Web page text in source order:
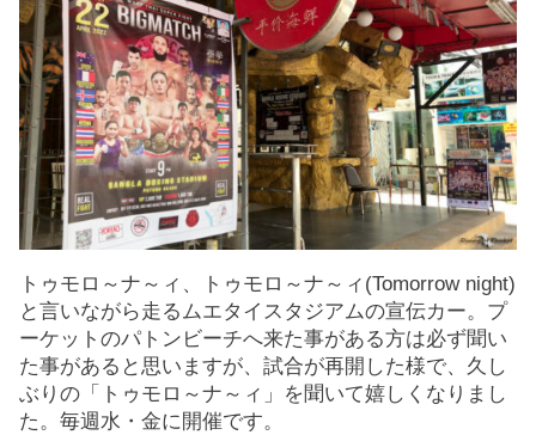
トゥモロ～ナ～ィ、トゥモロ～ナ～ィ(Tomorrow night)
と言いながら走るムエタイスタジアムの宣伝カー。プ
ーケットのパトンビーチへ来た事がある方は必ず聞い
た事があると思いますが、試合が再開した様で、久し
ぶりの「トゥモロ～ナ～ィ」を聞いて嬉しくなりまし
た。毎週水・金に開催です。